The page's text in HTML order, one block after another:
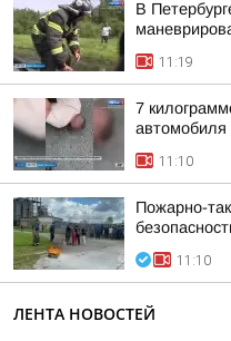
В
11:19
7
автомобиля
11:10
Пожарно-
11:10
ЛЕНТА НОВОСТЕЙ